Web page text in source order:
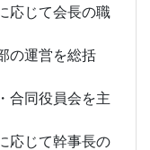
応じて会長の職
の運営を総括
合同役員会を主
応じて幹事長の